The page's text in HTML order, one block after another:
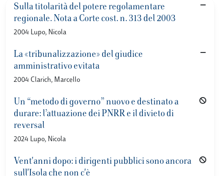
Sulla titolarità del potere regolamentare
regionale. Nota a Corte cost. n. 313 del 2003
2004 Lupo, Nicola
La «tribunalizzazione» del giudice
amministrativo evitata
2004 Clarich, Marcello
Un “metodo di governo” nuovo e destinato a
durare: l’attuazione dei PNRR e il divieto di
reversal
2024 Lupo, Nicola
Vent'anni dopo: i dirigenti pubblici sono ancora
sull'Isola che non c'è